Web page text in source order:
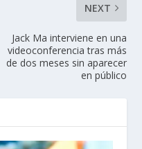
NEXT
Jack Ma interviene en una
videoconferencia tras más
de dos meses sin aparecer
en público